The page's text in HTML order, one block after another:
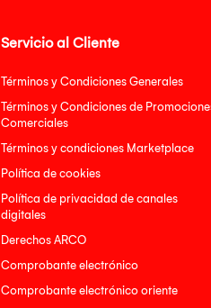
Servicio al Cliente
Términos y Condiciones Generales
Términos y Condiciones de
Comerciales
Términos y condiciones Marketplace
Política de cookies
Política de privacidad de canales
digitales
Derechos ARCO
Comprobante electrónico
Comprobante electrónico oriente